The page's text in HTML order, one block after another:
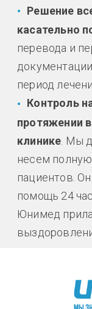
Решение
касательно
перевода и
период
Контроль
протяжении
клинике . Мы
несем
пациентов.
помощь 24
Юнимед